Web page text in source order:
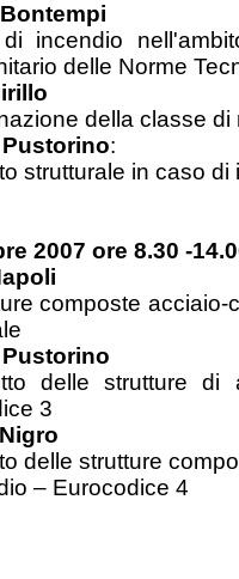
incendio
delle Norme
della classe
:
strutturale in caso
2007 ore 8.30 -
composte acciaio-
delle strutture
3
delle strutture
– Eurocodice 4